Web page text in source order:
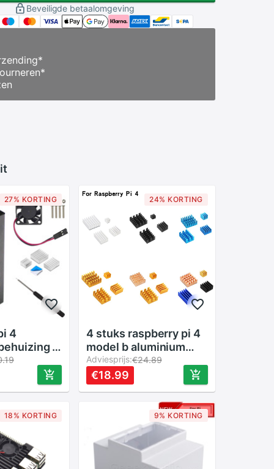
Beveiligde betaalomgeving
*
*
27% KORTING
,
met
4 stuks
24% KORTING
4 stuks raspberry pi 4
model b aluminium
koellichaam zilver
zwart goud blauw
koellichaam sterke
radiator koelset
koellichamen voor rpi
Adviesprijs:€24.89
€18.99
18% KORTING 9% KORTING